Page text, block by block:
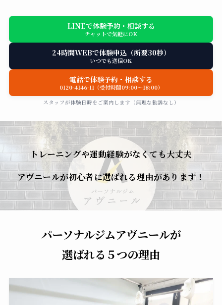
LINEで体験予約・相談する
チャットで気軽にOK
24時間WEBで体験申込（所要30秒）
いつでも送信OK
電話で体験予約・相談する
0120-4146-11（受付時間09:00〜18:00）
スタッフが体験日時をご案内します（無理な勧誘なし）
トレーニングや運動経験がなくても大丈夫
アヴニールが初心者に選ばれる理由があります！
パーソナルジムアヴニールが
選ばれる ５つの理由